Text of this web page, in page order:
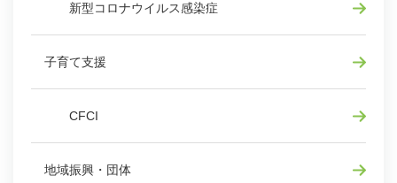
新型コロナウイルス感染症
子育て支援
CFCI
地域振興・団体